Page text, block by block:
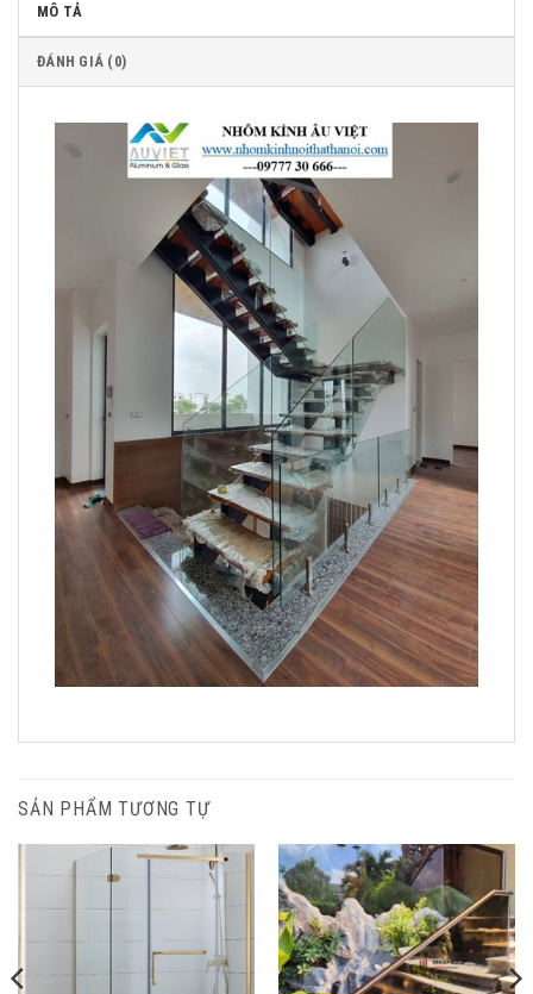
MÔ TẢ
ĐÁNH GIÁ (0)
SẢN PHẨM TƯƠNG TỰ